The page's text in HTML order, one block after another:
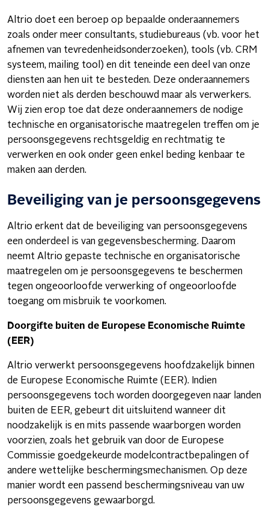
Altrio doet een beroep op bepaalde onderaannemers
zoals onder meer consultants, studiebureaus (vb. voor het
afnemen van tevredenheidsonderzoeken), tools (vb. CRM
systeem, mailing tool) en dit teneinde een deel van onze
diensten aan hen uit te besteden. Deze onderaannemers
worden niet als derden beschouwd maar als verwerkers.
Wij zien erop toe dat deze onderaannemers de nodige
technische en organisatorische maatregelen treffen om je
persoonsgegevens rechtsgeldig en rechtmatig te
verwerken en ook onder geen enkel beding kenbaar te
maken aan derden.
Beveiliging van je persoonsgegevens
Altrio erkent dat de beveiliging van persoonsgegevens
een onderdeel is van gegevensbescherming. Daarom
neemt Altrio gepaste technische en organisatorische
maatregelen om je persoonsgegevens te beschermen
tegen ongeoorloofde verwerking of ongeoorloofde
toegang om misbruik te voorkomen.
Doorgifte buiten de Europese Economische Ruimte
(EER)
Altrio verwerkt persoonsgegevens hoofdzakelijk binnen
de Europese Economische Ruimte (EER). Indien
persoonsgegevens toch worden doorgegeven naar landen
buiten de EER, gebeurt dit uitsluitend wanneer dit
noodzakelijk is en mits passende waarborgen worden
voorzien, zoals het gebruik van door de Europese
Commissie goedgekeurde modelcontractbepalingen of
andere wettelijke beschermingsmechanismen. Op deze
manier wordt een passend beschermingsniveau van uw
persoonsgegevens gewaarborgd.